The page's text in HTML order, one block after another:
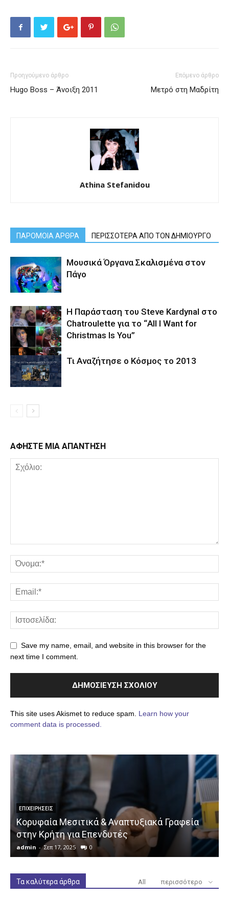
Προηγούμενο άρθρο
Hugo Boss – Άνοιξη 2011
Επόμενο άρθρο
Μετρό στη Μαδρίτη
Athina Stefanidou
ΠΑΡΟΜΟΙΑ ΑΡΘΡΑ ΠΕΡΙΣΣΟΤΕΡΑ ΑΠΟ ΤΟΝ ΔΗΜΙΟΥΡΓΟ
Μουσικά Όργανα Σκαλισμένα στον
Πάγο
Η Παράσταση του Steve Kardynal στο
Chatroulette για το “All I Want for
Christmas Is You”
Τι Αναζήτησε ο Κόσμος το 2013
ΑΦΗΣΤΕ ΜΙΑ ΑΠΑΝΤΗΣΗ
Save my name, email, and website in this browser for the
next time I comment.
This site uses Akismet to reduce spam. Learn how your
comment data is processed.
ΕΠΙΧΕΙΡΉΣΕΙΣ
Κορυφαία Μεσιτικά & Αναπτυξιακά Γραφεία
στην Κρήτη για Επενδυτές
admin - Σεπ 17, 2025 0
Τα καλύτερα άρθρα All περισσότερο